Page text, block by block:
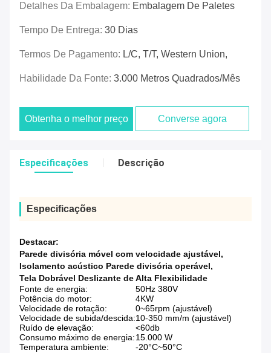
Detalhes Da Embalagem: Embalagem De Paletes
Tempo De Entrega: 30 Dias
Termos De Pagamento: L/C, T/T, Western Union,
Habilidade Da Fonte: 3.000 Metros Quadrados/mês
Obtenha o melhor preço Converse agora
Especificações Descrição
Especificações
Destacar:
Parede divisória móvel com velocidade ajustável,
Isolamento acústico Parede divisória operável,
Tela Dobrável Deslizante de Alta Flexibilidade
Fonte de energia:
50Hz 380V
Potência do motor:
4KW
Velocidade de rotação:
0~65rpm (ajustável)
Velocidade de subida/descida:10-350 mm/m (ajustável)
Ruído de elevação:
<60db
Consumo máximo de energia:15.000 W
Temperatura ambiente:
-20°C~50°C